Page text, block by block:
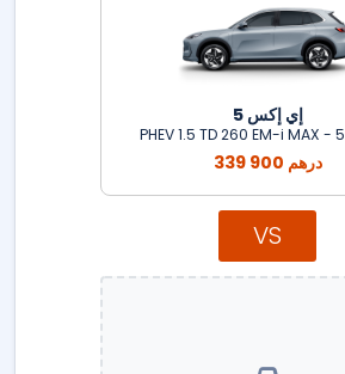
إي إكس 5
339 900 درهم
VS